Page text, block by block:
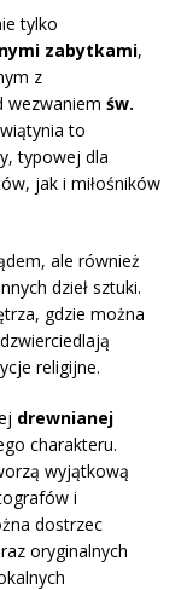
tylko
zabytkami,
z
wezwaniem św.
to
typowej dla
jak i miłośników
ale również
dzieł sztuki.
gdzie można
religijne.
drewnianej
charakteru.
wyjątkową
i
dostrzec
oryginalnych